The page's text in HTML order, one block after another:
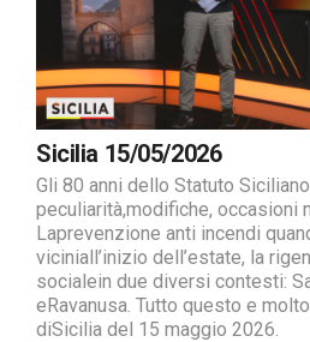
Sicilia 15/05/2026
Gli 80 anni dello Statuto
peculiarità,modifiche, occasioni
Laprevenzione anti incendi
viciniall’inizio dell’estate, la
socialein due diversi contesti:
eRavanusa. Tutto questo e
diSicilia del 15 maggio 2026.